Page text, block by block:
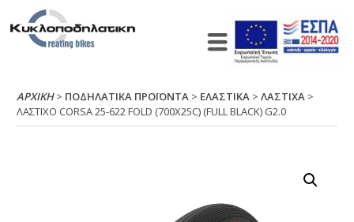
ΑΡΧΙΚΉ> ΠΟΔΗΛΑΤΙΚΑ ΠΡΟΪΟΝΤΑ > ΕΛΑΣΤΙΚΑ >ΛΑΣΤΙΧΑ >
ΛΑΣΤΙΧΟ CΟRSΑ 25-622 FΟLD (700Χ25C) (FULL ΒLΑCΚ) G2.0